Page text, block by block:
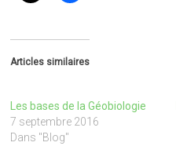
Articles similaires
Les bases de la Géobiologie
7 septembre 2016
Dans "Blog"